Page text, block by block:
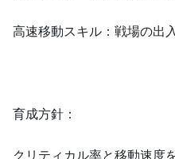
高速移動スキル：戦場の出
育成方針：
クリティカル率と移動速度